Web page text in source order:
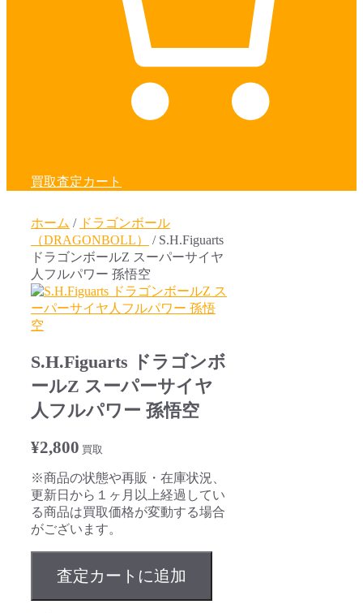
買取査定カート
ホーム / ドラゴンボール
（DRAGONBOLL）
/ S.H.Figuarts
ドラゴンボールZ スーパーサイヤ
人フルパワー 孫悟空
S.H.Figuarts ドラゴンボ
ールZ スーパーサイヤ
人フルパワー 孫悟空
¥2,800 買取
※商品の状態や再販・在庫状況、
更新日から１ヶ月以上経過してい
る商品は買取価格が変動する場合
がございます。
査定カートに追加